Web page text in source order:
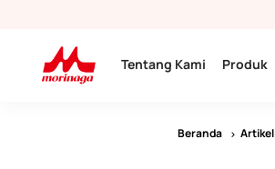
Tentang Kami Produk
Beranda Artikel